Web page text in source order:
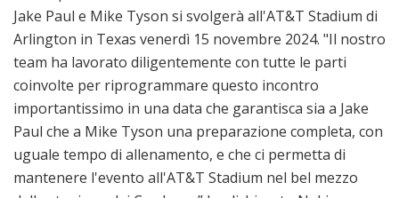
Jake Paul e Mike Tyson si svolgerà all'AT&T Stadium di
Arlington in Texas venerdì 15 novembre 2024. "Il nostro
team ha lavorato diligentemente con tutte le parti
coinvolte per riprogrammare questo incontro
importantissimo in una data che garantisca sia a Jake
Paul che a Mike Tyson una preparazione completa, con
uguale tempo di allenamento, e che ci permetta di
mantenere l'evento all'AT&T Stadium nel bel mezzo